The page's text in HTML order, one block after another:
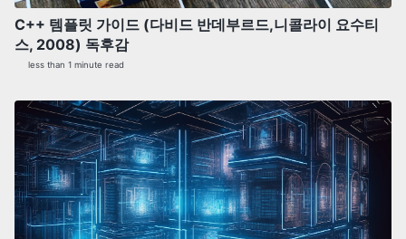
C++ 템플릿 가이드 (다비드 반데부르드,니콜라이 요수티
스, 2008) 독후감
less than 1 minute read